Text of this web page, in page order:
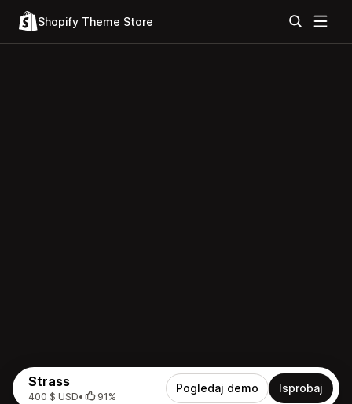
Shopify Theme Store
Strass
400 $ USD• 91%
Pogledaj demo Isprobaj